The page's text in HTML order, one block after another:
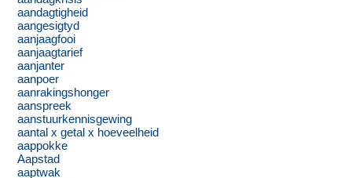
aandagtigheid
aangesigtyd
aanjaagfooi
aanjaagtarief
aanjanter
aanpoer
aanrakingshonger
aanspreek
aanstuurkennisgewing
aantal x getal x hoeveelheid
aappokke
Aapstad
aaptwak